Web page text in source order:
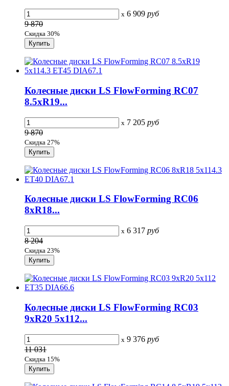
x 6 909 руб
9 870
Скидка 30%
Колесные диски LS FlowForming RC07
8.5xR19...
x 7 205 руб
9 870
Скидка 27%
Колесные диски LS FlowForming RC06
8xR18...
x 6 317 руб
8 204
Скидка 23%
Колесные диски LS FlowForming RC03
9xR20 5x112...
x 9 376 руб
11 031
Скидка 15%